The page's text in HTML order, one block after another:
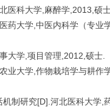
医科大学,麻醉学,2013,硕
药大学,中医内科学（专业
大学,项目管理,2012,硕士.
业大学,作物栽培学与耕作
制研究[D].河北医科大学,